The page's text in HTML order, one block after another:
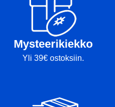
Mysteerikiekko
Yli 39€ ostoksiin.